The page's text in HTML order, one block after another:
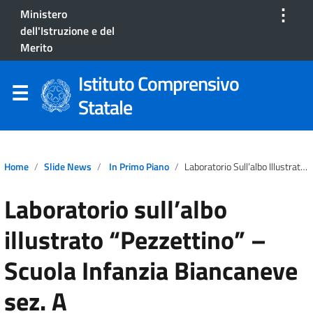
Ministero
dell'Istruzione e del
Merito
⋮
Istituto Comprensivo
Statale
Home Slide News In Primo Piano Laboratorio Sull’albo Illustrato “Pezzettino” – Scuola Infanzia Biancaneve Sez. A
Laboratorio sull’albo
illustrato “Pezzettino” –
Scuola Infanzia Biancaneve
sez. A